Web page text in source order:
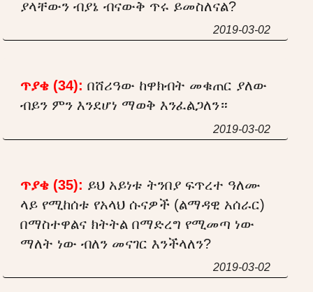
ያላቸውን ብያኔ ብናውቅ ጥሩ ይመስለናል?
2019-03-02
ጥያቄ (34): በሸሪዓው ከዋክብት መቁጠር ያለው
ብይን ምን እንደሆነ ማወቅ እንፈልጋለን።
2019-03-02
ጥያቄ (35): ይህ አይነቱ ትንበያ ፍጥረተ ዓለሙ
ላይ የሚከሰቱ የአላህ ሱናዎች (ልማዳዊ አሰራር)
በማስተዋልና ክትትል በማድረግ የሚመጣ ነው
ማለት ነው ብለን መናገር እንችላለን?
2019-03-02